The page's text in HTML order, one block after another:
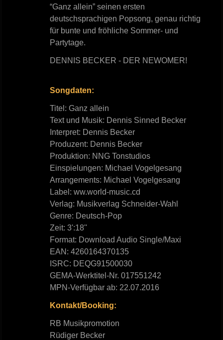
“Ganz allein” seinen ersten
deutschsprachigen Popsong, genau richtig
für bunte und fröhliche Sommer- und
Partytage.
DENNIS BECKER - DER NEWOMER!
Songdaten:
Titel: Ganz allein
Text und Musik: Dennis Sinned Becker
Interpret: Dennis Becker
Produzent: Dennis Becker
Produktion: NNG Tonstudios
Einspielungen: Michael Vogelgesang
Arrangements: Michael Vogelgesang
Label: ww.world-music.cd
Verlag: Musikverlag Schneider-Wahl
Genre: Deutsch-Pop
Zeit: 3':18''
Format: Download Audio Single/Maxi
EAN: 4260164370135
ISRC: DEQG91500030
GEMA-Werktitel-Nr. 017551242
MPN-Verfügbar ab: 22.07.2016
Kontakt/Booking:
RB Musikpromotion
Rüdiger Becker